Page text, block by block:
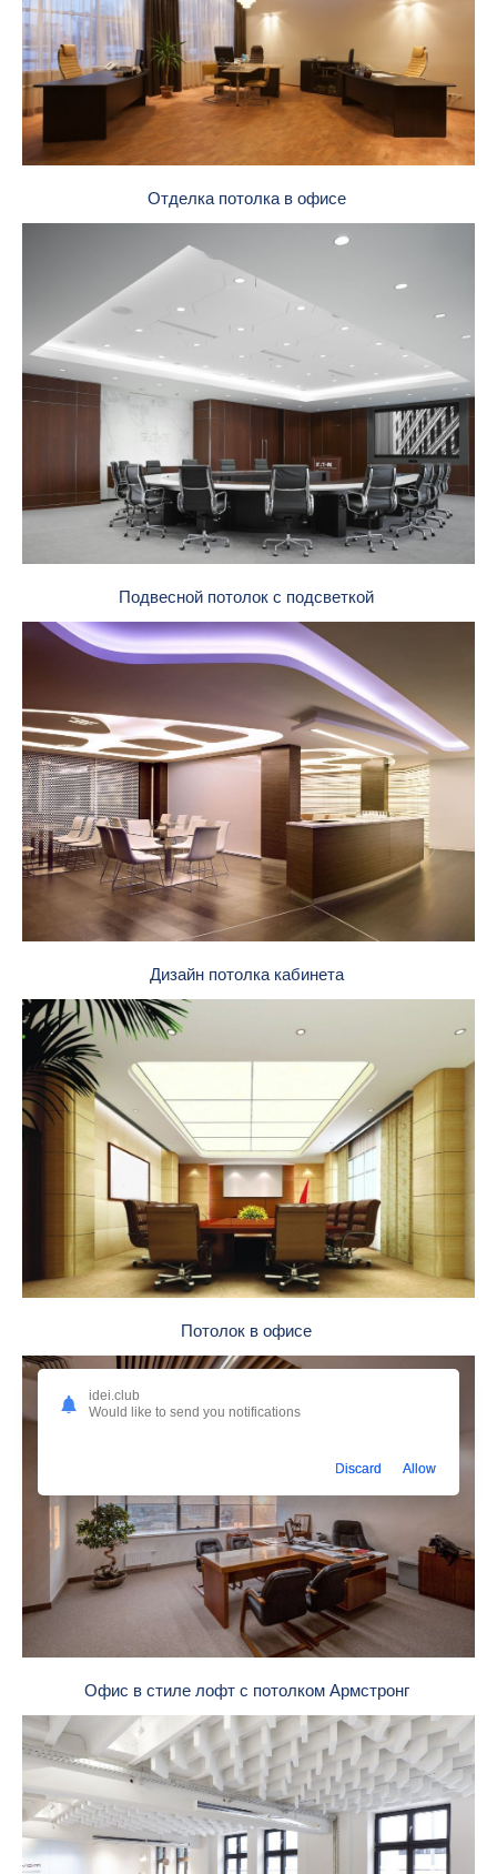
Отделка потолка в офисе
Подвесной потолок с подсветкой
Дизайн потолка кабинета
Потолок в офисе
Офис в стиле лофт с потолком Армстронг
idei.club
Would like to send you notifications
Discard Allow